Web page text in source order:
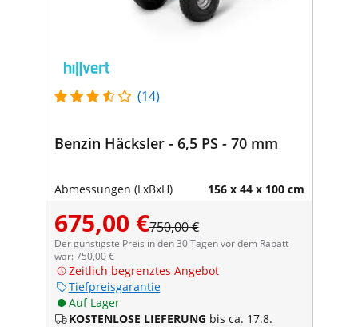
(14)
Benzin Häcksler - 6,5 PS - 70 mm
Abmessungen (LxBxH) 156 x 44 x 100 cm
675,00 €750,00 €
Der günstigste Preis in den 30 Tagen vor dem Rabatt
war: 750,00 €
Zeitlich begrenztes Angebot
Tiefpreisgarantie
Auf Lager
KOSTENLOSE LIEFERUNG bis ca. 17.8.